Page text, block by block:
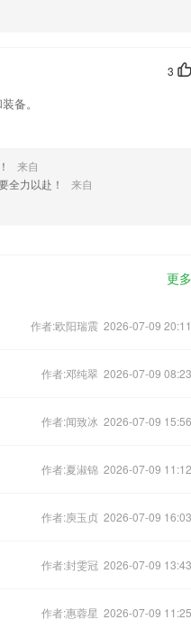
3
备。
来自
全力以赴！
来自
更多
作者:欧阳瑞震 2026-07-09 20:11
作者:邓纯翠 2026-07-09 08:23
作者:闻致冰 2026-07-09 15:56
作者:夏淑锦 2026-07-09 11:12
作者:庾玉贞 2026-07-09 16:03
作者:封雯冠 2026-07-09 13:43
作者:惠蓉星 2026-07-09 11:25